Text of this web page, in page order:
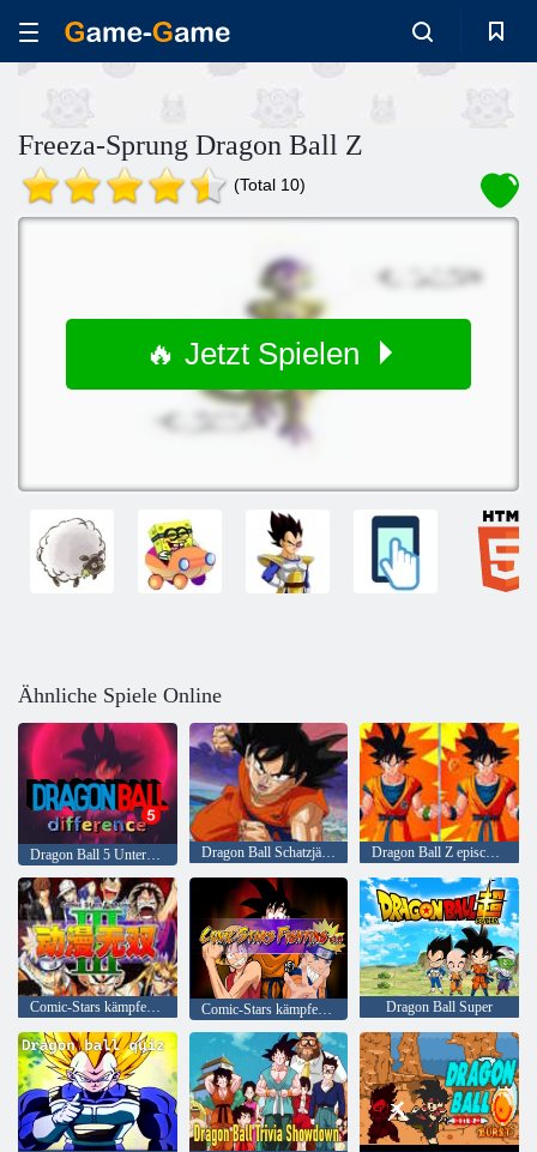
Freeza-Sprung Dragon Ball Z
(Total 10)
🔥 Jetzt Spielen
Ähnliche Spiele Online
Dragon Ball 5 Unterschied Dragon Ball Schatzjäger Dragon Ball Z epischer Unterschied
Comic-Stars kämpfen 3. 2 Comic-Stars kämpfen 3. 6 Dragon Ball Super